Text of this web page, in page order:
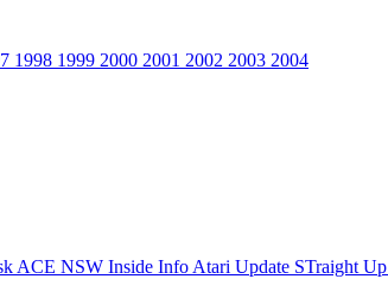
1998 1999 2000 2001 2002 2003 2004
ACE NSW Inside Info Atari Update STraight Up